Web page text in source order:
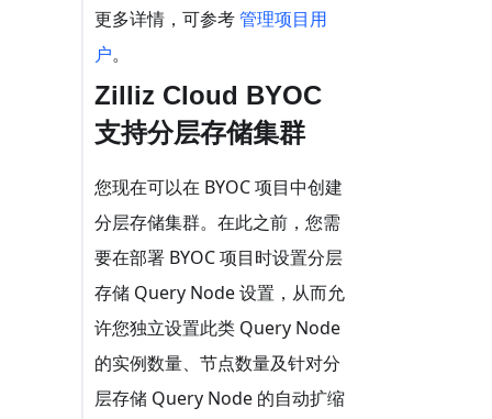
更多详情，可参考管理项目用
户。
Zilliz Cloud BYOC
支持分层存储集群
您现在可以在 BYOC 项目中创建
分层存储集群。在此之前，您需
要在部署 BYOC 项目时设置分层
存储 Query Node 设置，从而允
许您独立设置此类 Query Node
的实例数量、节点数量及针对分
层存储 Query Node 的自动扩缩